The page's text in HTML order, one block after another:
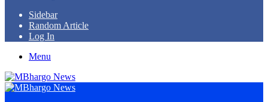
Sidebar
Random Article
Log In
Menu